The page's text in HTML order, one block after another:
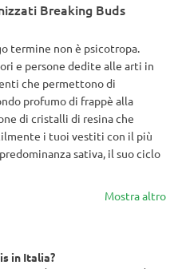
Breaking Buds
termine non è psicotropa.
e persone dedite alle arti in
che permettono di
profumo di frappè alla
di cristalli di resina che
i tuoi vestiti con il più
sativa, il suo ciclo
Mostra altro
in Italia?